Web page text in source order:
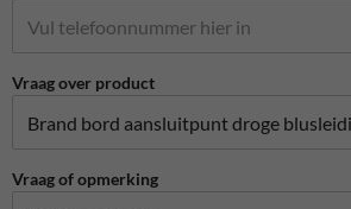
Vraag over product
Vraag of opmerking